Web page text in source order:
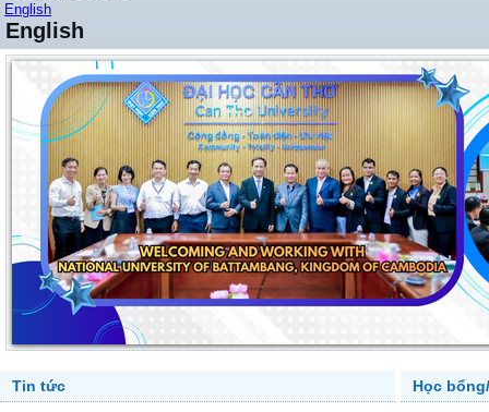
English
English
Tin tức Học